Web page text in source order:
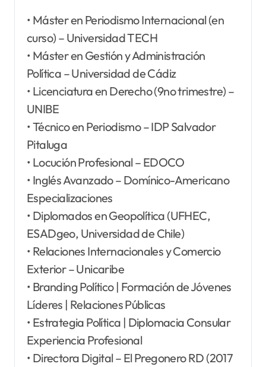
• Máster en Periodismo Internacional (en
curso) – Universidad TECH
• Máster en Gestión y Administración
Política – Universidad de Cádiz
• Licenciatura en Derecho (9no trimestre) –
UNIBE
• Técnico en Periodismo – IDP Salvador
Pitaluga
• Locución Profesional – EDOCO
• Inglés Avanzado – Domínico-Americano
Especializaciones
• Diplomados en Geopolítica (UFHEC,
ESADgeo, Universidad de Chile)
• Relaciones Internacionales y Comercio
Exterior – Unicaribe
• Branding Político | Formación de Jóvenes
Líderes | Relaciones Públicas
• Estrategia Política | Diplomacia Consular
Experiencia Profesional
• Directora Digital – El Pregonero RD (2017